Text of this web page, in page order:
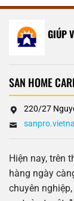
GIÚP
SAN HOME
220/27
Hiện nay, trên
hàng ngày
chuyên